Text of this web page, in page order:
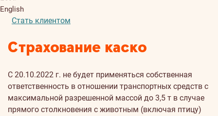
English
Стать клиентом
Страхование каско
С 20.10.2022 г. не будет применяться собственная
ответственность в отношении транспортных средств с
максимальной разрешенной массой до 3,5 т в случае
прямого столкновения с животным (включая птицу)